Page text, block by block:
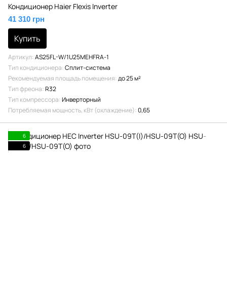
Кондиционер Haier Flexis Inverter
41 310 грн
Купить
Артикул AS25FL-W/1U25MEHFRA-1
Тип кондиционера Сплит-система
Рекомендуемая площадь помещения до 25 м²
Тип фреона R32
Тип компрессора Инверторный
Потребляемая мощность, кВт (охлаждение) 0,65
6
6